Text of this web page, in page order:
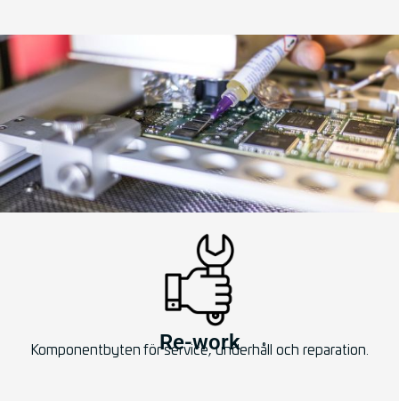
Re-work
Komponentbyten för service, underhåll och reparation.